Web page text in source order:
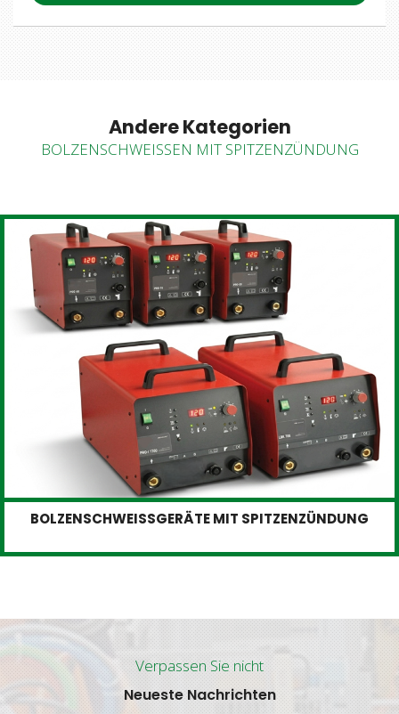
Andere Kategorien
BOLZENSCHWEISSEN MIT SPITZENZÜNDUNG
BOLZENSCHWEISSGERÄTE MIT SPITZENZÜNDUNG
Verpassen Sie nicht
Neueste Nachrichten